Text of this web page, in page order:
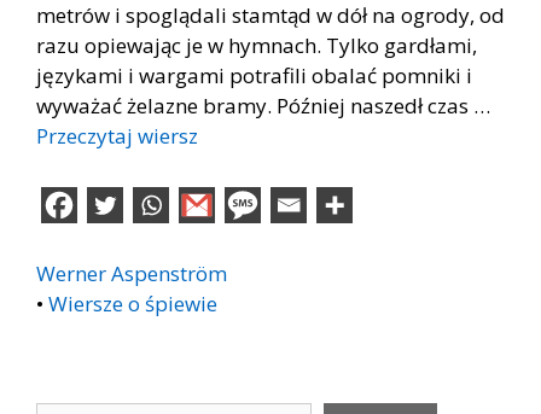
metrów i spoglądali stamtąd w dół na ogrody, od
razu opiewając je w hymnach. Tylko gardłami,
językami i wargami potrafili obalać pomniki i
wyważać żelazne bramy. Później naszedł czas …
Przeczytaj wiersz
Werner Aspenström
• Wiersze o śpiewie